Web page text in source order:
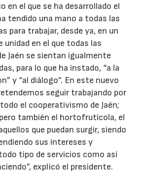
en el que se ha desarrollado el
tendido una mano a todas las
para trabajar, desde ya, en un
unidad en el que todas las
Jaén se sientan igualmente
para lo que ha instado, “a la
y “al diálogo”. En este nuevo
seguir trabajando por
el cooperativismo de Jaén;
también el hortofrutícola, el
que puedan surgir, siendo
sus intereses y
tipo de servicios como así
explicó el presidente.